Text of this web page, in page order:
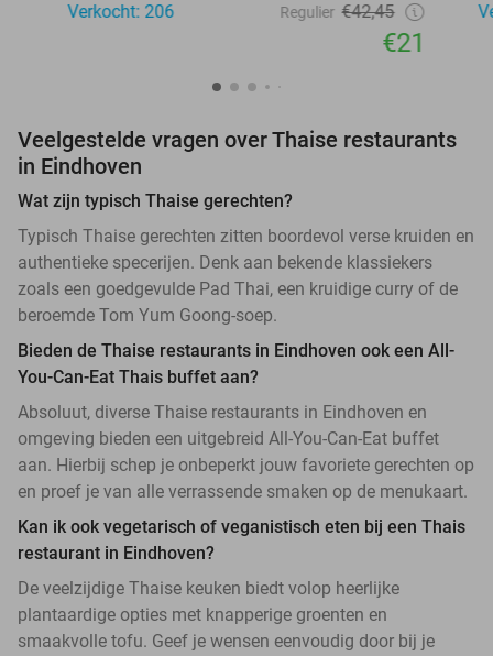
Verkocht: 206
Regulier €42,45
€21
Veelgestelde vragen over Thaise restaurants
in Eindhoven
Wat zijn typisch Thaise gerechten?
Typisch Thaise gerechten zitten boordevol verse kruiden en
authentieke specerijen. Denk aan bekende klassiekers
zoals een goedgevulde Pad Thai, een kruidige curry of de
beroemde Tom Yum Goong-soep.
Bieden de Thaise restaurants in Eindhoven ook een All-
You-Can-Eat Thais buffet aan?
Absoluut, diverse Thaise restaurants in Eindhoven en
omgeving bieden een uitgebreid All-You-Can-Eat buffet
aan. Hierbij schep je onbeperkt jouw favoriete gerechten op
en proef je van alle verrassende smaken op de menukaart.
Kan ik ook vegetarisch of veganistisch eten bij een Thais
restaurant in Eindhoven?
De veelzijdige Thaise keuken biedt volop heerlijke
plantaardige opties met knapperige groenten en
smaakvolle tofu. Geef je wensen eenvoudig door bij je